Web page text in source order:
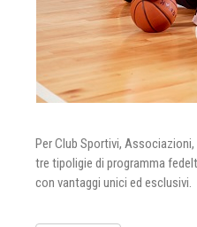
Per Club Sportivi, Associazioni,
tre tipoligie di programma
con vantaggi unici ed esclusivi.